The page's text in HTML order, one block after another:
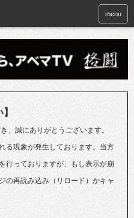
menu
、誠にありがとうございます。
る現象が発生しております。当方
行っておりますが、もし表示が崩
の再読み込み（リロード）かキャ